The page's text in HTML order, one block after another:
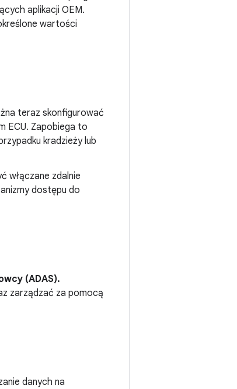
aplikacji OEM.
wartości
teraz skonfigurować
ECU. Zapobiega to
kradzieży lub
włączane zdalnie
dostępu do
(ADAS).
zarządzać za pomocą
danych na